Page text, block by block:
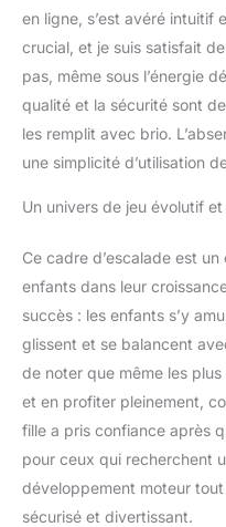
en ligne, s’est avéré intuitif
crucial, et je suis satisfait
pas, même sous l’énergie
qualité et la sécurité sont
les remplit avec brio.
une simplicité d’utilisation
Un univers de jeu évolutif
Ce cadre d’escalade est
enfants dans leur
succès : les enfants s’y
glissent et se balancent
de noter que même les
et en profiter pleinement,
fille a pris confiance après
pour ceux qui recherchent
développement moteur
sécurisé et divertissant.